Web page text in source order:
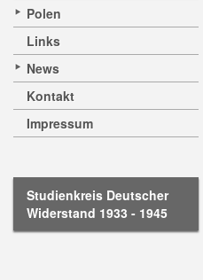
Polen
Links
News
Kontakt
Impressum
Studienkreis Deutscher
Widerstand 1933 - 1945